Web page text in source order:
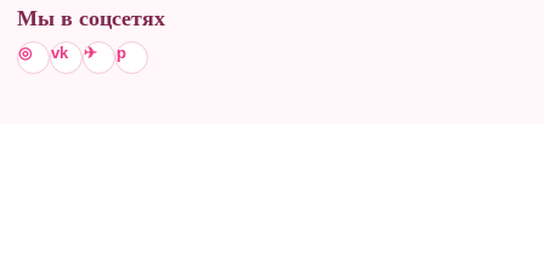
Мы в соцсетях
◎ vk ✈ p